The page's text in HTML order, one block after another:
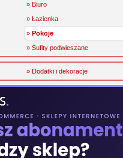
» Biuro
» Łazienka
» Pokoje
» Sufity podwieszane
» Dodatki i dekoracje